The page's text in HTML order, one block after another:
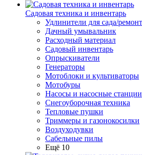
Садовая техника и инвентарь
Удлинители для сада/
Дачный умывальник
Расходный материал
Садовый инвентарь
Опрыскиватели
Генераторы
Мотоблоки и культиваторы
Мотобуры
Насосы и насосные станции
Снегоуборочная техника
Тепловые пушки
Триммеры и газонокосилки
Воздуходувки
Сабельные пилы
Ещё 10